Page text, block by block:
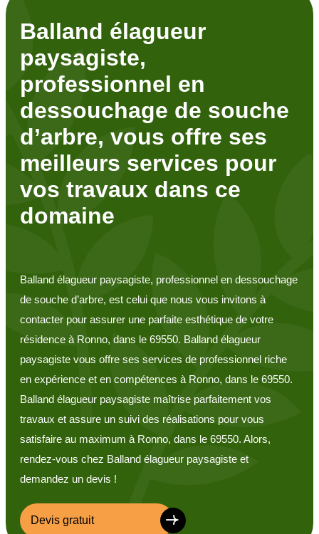
Balland élagueur
paysagiste,
professionnel en
dessouchage de souche
d’arbre, vous offre ses
meilleurs services pour
vos travaux dans ce
domaine
Balland élagueur paysagiste, professionnel en dessouchage
de souche d’arbre, est celui que nous vous invitons à
contacter pour assurer une parfaite esthétique de votre
résidence à Ronno, dans le 69550. Balland élagueur
paysagiste vous offre ses services de professionnel riche
en expérience et en compétences à Ronno, dans le 69550.
Balland élagueur paysagiste maîtrise parfaitement vos
travaux et assure un suivi des réalisations pour vous
satisfaire au maximum à Ronno, dans le 69550. Alors,
rendez-vous chez Balland élagueur paysagiste et
demandez un devis !
Devis gratuit